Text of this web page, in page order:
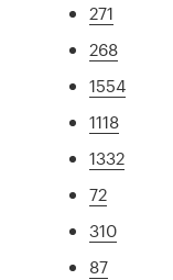
271
268
1554
1118
1332
72
310
87